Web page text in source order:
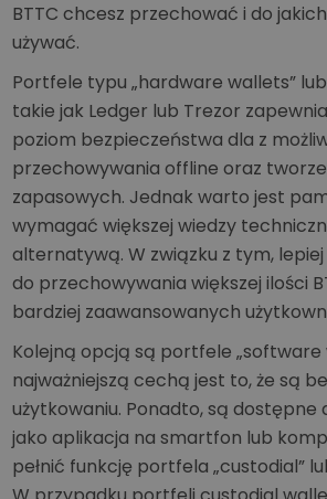
BTTC chcesz przechować i do
używać.
Portfele typu „hardware wallets”
takie jak Ledger lub Trezor
poziom bezpieczeństwa dla z
przechowywania offline oraz
zapasowych. Jednak warto jest
wymagać większej wiedzy
alternatywą. W związku z tym,
do przechowywania większej ilości
bardziej zaawansowanych
Kolejną opcją są portfele „software
najważniejszą cechą jest to, że są
użytkowaniu. Ponadto, są dostępne
jako aplikacja na smartfon lub
pełnić funkcję portfela „custodial”